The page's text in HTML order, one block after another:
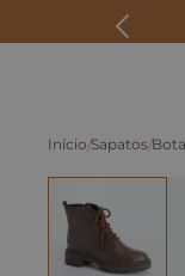
Sapatos